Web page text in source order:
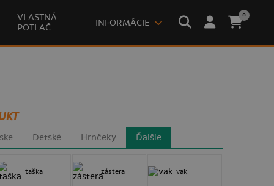
VLASTNÁ
POTLAČ
INFORMÁCIE
0
Detské Hrnčeky Ďalšie
taška zástera vak